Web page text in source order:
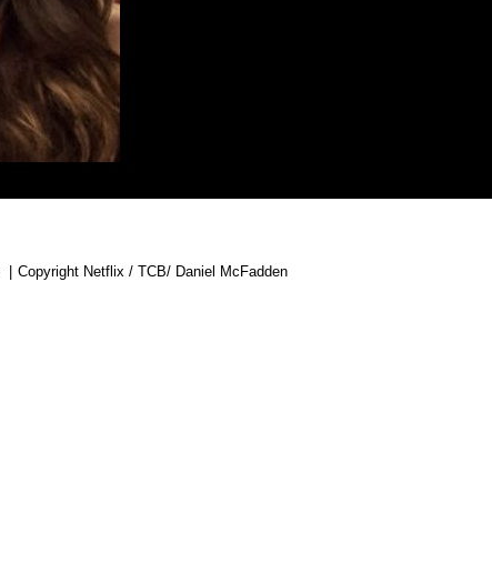
Copyright Netflix / TCB/ Daniel McFadden